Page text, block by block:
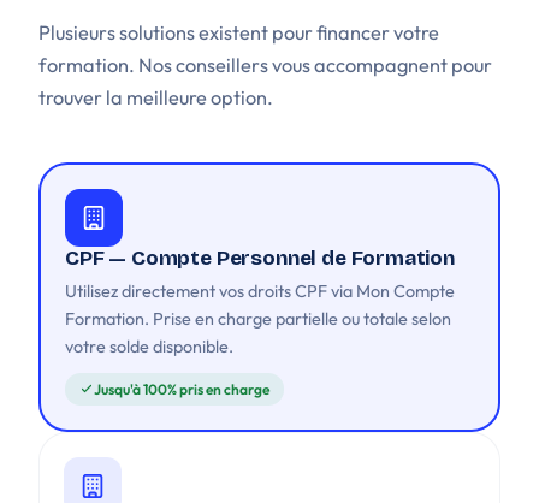
Plusieurs solutions existent pour financer votre
formation. Nos conseillers vous accompagnent pour
trouver la meilleure option.
CPF — Compte Personnel de Formation
Utilisez directement vos droits CPF via Mon Compte
Formation. Prise en charge partielle ou totale selon
votre solde disponible.
Jusqu'à 100% pris en charge